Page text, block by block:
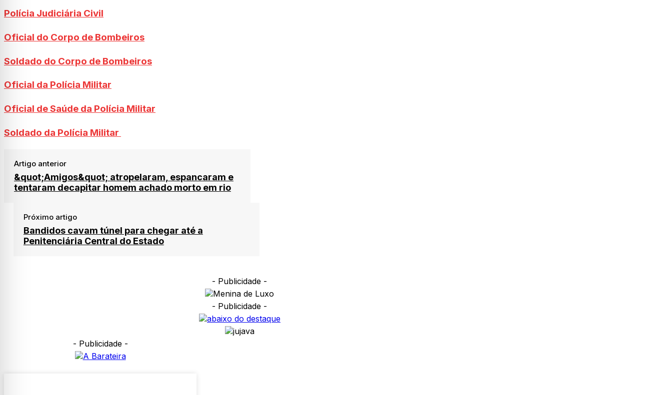
Polícia Judiciária Civil
Oficial do Corpo de Bombeiros
Soldado do Corpo de Bombeiros
Oficial da Polícia Militar
Oficial de Saúde da Polícia Militar
Soldado da Polícia Militar
Artigo anterior
&quot;Amigos&quot; atropelaram, espancaram e
tentaram decapitar homem achado morto em rio
Próximo artigo
Bandidos cavam túnel para chegar até a
Penitenciária Central do Estado
- Publicidade -
- Publicidade -
- Publicidade -